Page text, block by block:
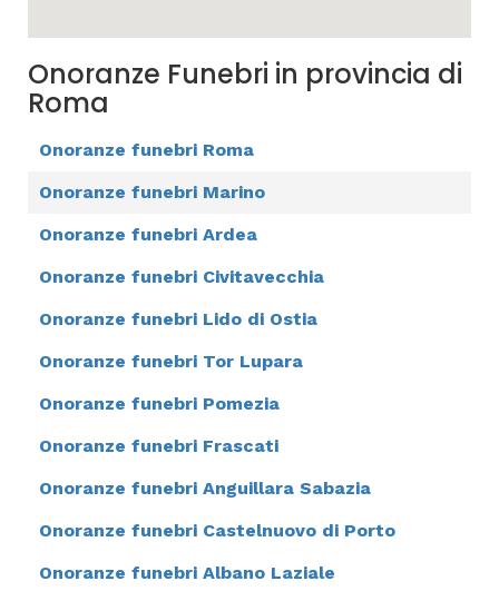
Onoranze Funebri in provincia di
Roma
Onoranze funebri Roma
Onoranze funebri Marino
Onoranze funebri Ardea
Onoranze funebri Civitavecchia
Onoranze funebri Lido di Ostia
Onoranze funebri Tor Lupara
Onoranze funebri Pomezia
Onoranze funebri Frascati
Onoranze funebri Anguillara Sabazia
Onoranze funebri Castelnuovo di Porto
Onoranze funebri Albano Laziale